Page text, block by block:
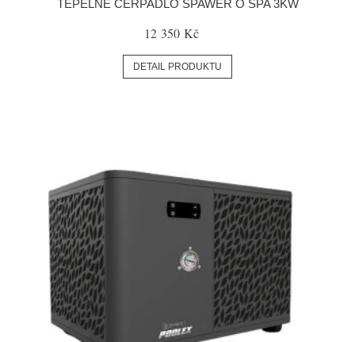
TEPELNÉ ČERPADLO SPAWER O SPA 3KW
12 350 Kč
DETAIL PRODUKTU